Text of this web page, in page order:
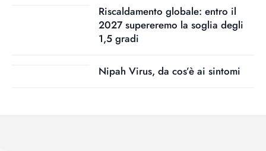
Riscaldamento globale: entro il
2027 supereremo la soglia degli
1,5 gradi
Nipah Virus, da cos’è ai sintomi